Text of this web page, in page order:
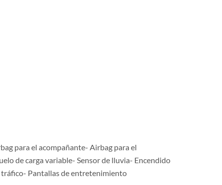
para el acompañante- Airbag para el
de carga variable- Sensor de lluvia- Encendido
tráfico- Pantallas de entretenimiento